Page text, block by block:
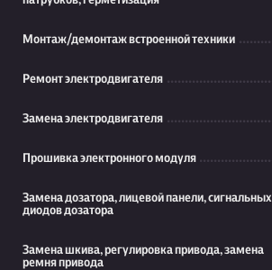
Монтаж/демонтаж встроенной техники
Ремонт электродвигателя
Замена электродвигателя
Прошивка электронного модуля
Замена дозатора, лицевой панели, сигнальных
диодов дозатора
Замена шкива, регулировка привода, замена
ремня привода